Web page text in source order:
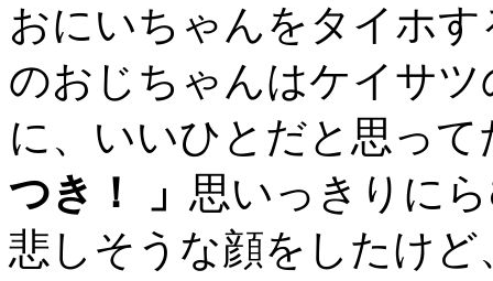
おにいちゃんをタイホ
のおじちゃんはケイサ
に、いいひとだと思って
つき！ 」 思いっきりに
悲しそうな顔をしたけ